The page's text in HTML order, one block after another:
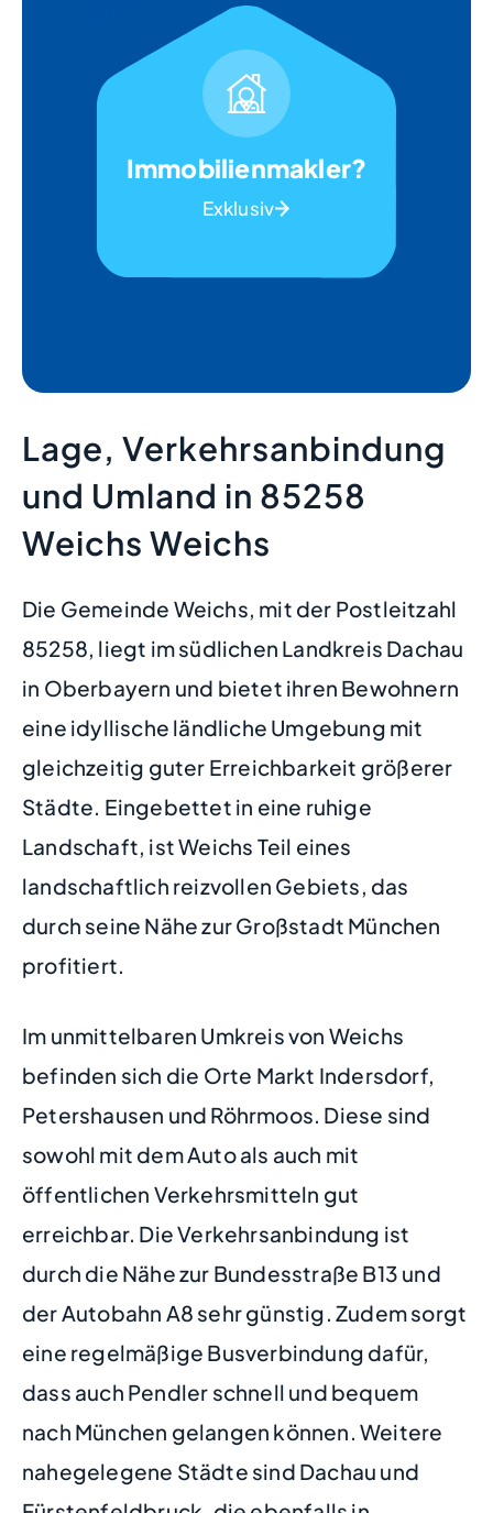
Immobilienmakler?
Exklusiv
Lage, Verkehrsanbindung
und Umland in 85258
Weichs Weichs
Die Gemeinde Weichs, mit der Postleitzahl
85258, liegt im südlichen Landkreis Dachau
in Oberbayern und bietet ihren Bewohnern
eine idyllische ländliche Umgebung mit
gleichzeitig guter Erreichbarkeit größerer
Städte. Eingebettet in eine ruhige
Landschaft, ist Weichs Teil eines
landschaftlich reizvollen Gebiets, das
durch seine Nähe zur Großstadt München
profitiert.
Im unmittelbaren Umkreis von Weichs
befinden sich die Orte Markt Indersdorf,
Petershausen und Röhrmoos. Diese sind
sowohl mit dem Auto als auch mit
öffentlichen Verkehrsmitteln gut
erreichbar. Die Verkehrsanbindung ist
durch die Nähe zur Bundesstraße B13 und
der Autobahn A8 sehr günstig. Zudem sorgt
eine regelmäßige Busverbindung dafür,
dass auch Pendler schnell und bequem
nach München gelangen können. Weitere
nahegelegene Städte sind Dachau und